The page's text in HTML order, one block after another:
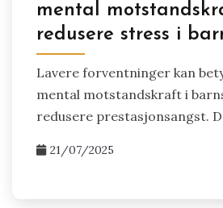
mental
redusere stress i
Lavere forventninger kan
mental motstandskraft i
redusere prestasjonsangst.
21/07/2025